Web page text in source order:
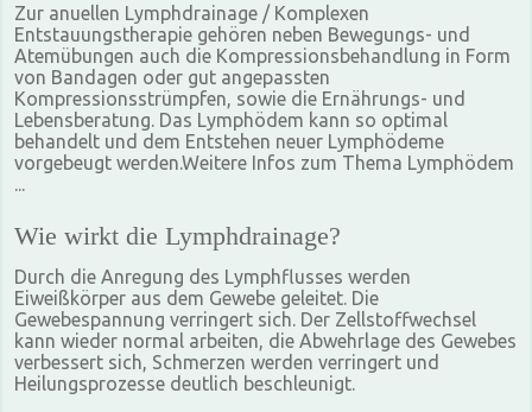
Zur anuellen Lymphdrainage / Komplexen
Entstauungstherapie gehören neben Bewegungs- und
Atemübungen auch die Kompressionsbehandlung in Form
von Bandagen oder gut angepassten
Kompressionsstrümpfen, sowie die Ernährungs- und
Lebensberatung. Das Lymphödem kann so optimal
behandelt und dem Entstehen neuer Lymphödeme
vorgebeugt werden.Weitere Infos zum Thema Lymphödem
...
Wie wirkt die Lymphdrainage?
Durch die Anregung des Lymphflusses werden
Eiweißkörper aus dem Gewebe geleitet. Die
Gewebespannung verringert sich. Der Zellstoffwechsel
kann wieder normal arbeiten, die Abwehrlage des Gewebes
verbessert sich, Schmerzen werden verringert und
Heilungsprozesse deutlich beschleunigt.